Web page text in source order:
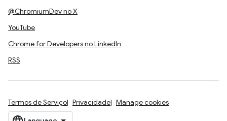
@ChromiumDev no X
YouTube
Chrome for Developers no LinkedIn
RSS
Termos de Serviço Privacidade Manage cookies